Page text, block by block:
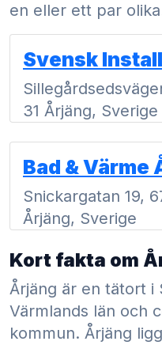
en eller ett par
Svensk
31 Årjäng, Sverige
Bad & Värme
Snickargatan 19,
Årjäng, Sverige
Kort fakta om
Årjäng är en tätort i
Värmlands län och
kommun. Årjäng